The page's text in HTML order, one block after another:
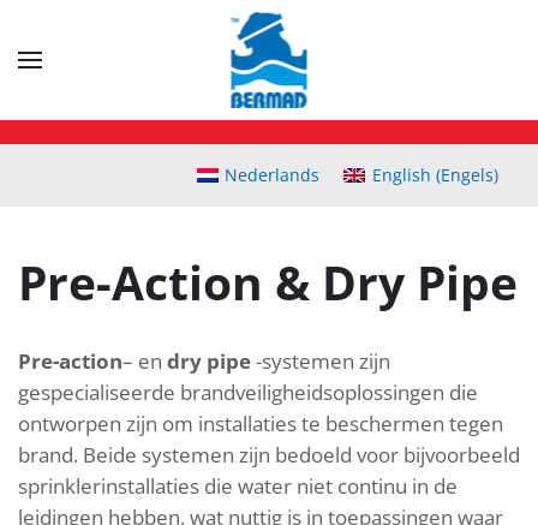
main
content
Nederlands English (Engels)
Pre-Action & Dry Pipe
Pre-action– en dry pipe-systemen zijn
gespecialiseerde brandveiligheidsoplossingen die
ontworpen zijn om installaties te beschermen tegen
brand. Beide systemen zijn bedoeld voor bijvoorbeeld
sprinklerinstallaties die water niet continu in de
leidingen hebben, wat nuttig is in toepassingen waar